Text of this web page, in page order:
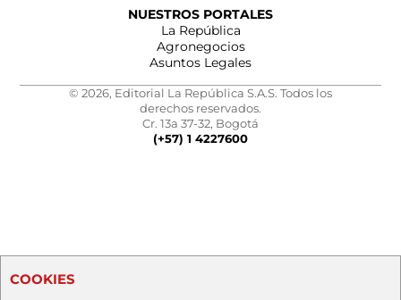
NUESTROS PORTALES
La República
Agronegocios
Asuntos Legales
© 2026, Editorial La República S.A.S. Todos los
derechos reservados.
Cr. 13a 37-32, Bogotá
(+57) 1 4227600
COOKIES